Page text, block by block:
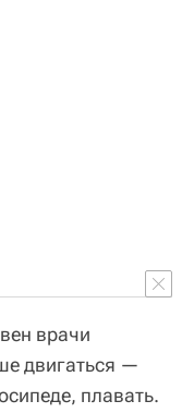
врачи
двигаться —
плавать.